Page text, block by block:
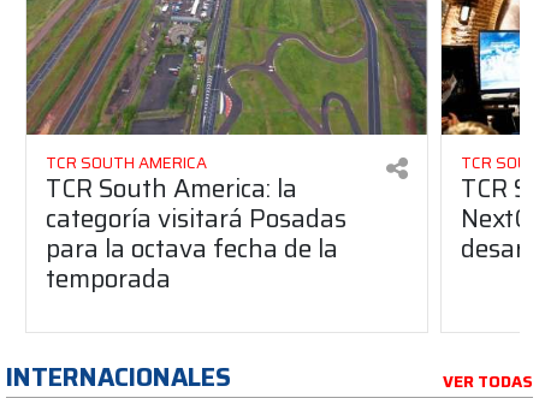
TCR SOUTH AMERICA
TCR South America: la
categoría visitará Posadas
para la octava fecha de la
temporada
TCR
TCR
INTERNACIONALES VER TODAS